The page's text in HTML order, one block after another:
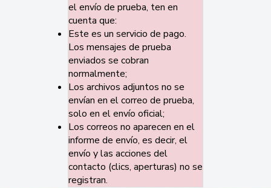
el envío de prueba, ten en
cuenta que:
Este es un servicio de pago.
Los mensajes de prueba
enviados se cobran
normalmente;
Los archivos adjuntos no se
envían en el correo de prueba,
solo en el envío oficial;
Los correos no aparecen en el
informe de envío, es decir, el
envío y las acciones del
contacto (clics, aperturas) no se
registran.